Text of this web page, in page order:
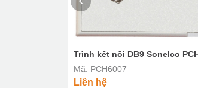
Trình kết nối DB9 Sonelco
Mã: PCH6007
Liên hệ